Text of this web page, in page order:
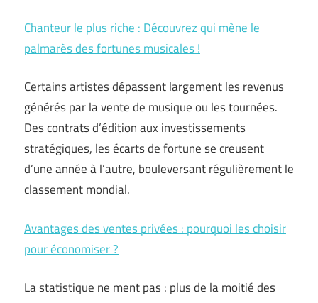
Chanteur le plus riche : Découvrez qui mène le
palmarès des fortunes musicales !
Certains artistes dépassent largement les revenus
générés par la vente de musique ou les tournées.
Des contrats d’édition aux investissements
stratégiques, les écarts de fortune se creusent
d’une année à l’autre, bouleversant régulièrement le
classement mondial.
Avantages des ventes privées : pourquoi les choisir
pour économiser ?
La statistique ne ment pas : plus de la moitié des